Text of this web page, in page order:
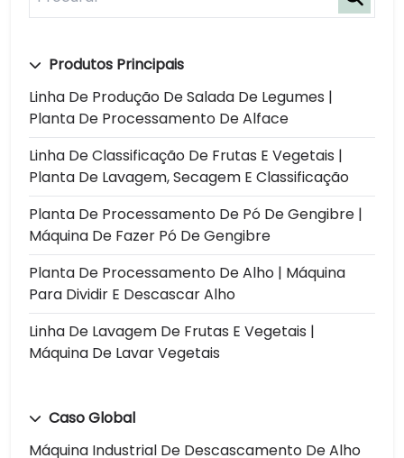
Produtos Principais
Linha De Produção De Salada De Legumes |
Planta De Processamento De Alface
Linha De Classificação De Frutas E Vegetais |
Planta De Lavagem, Secagem E Classificação
Planta De Processamento De Pó De Gengibre |
Máquina De Fazer Pó De Gengibre
Planta De Processamento De Alho | Máquina
Para Dividir E Descascar Alho
Linha De Lavagem De Frutas E Vegetais |
Máquina De Lavar Vegetais
Caso Global
Máquina Industrial De Descascamento De Alho